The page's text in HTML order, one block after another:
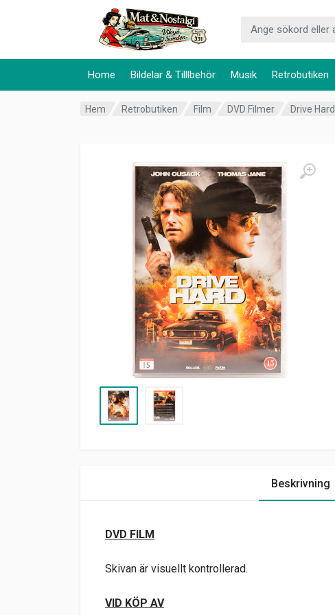
Home Bildelar & Tilllbehör Musik Retrobutiken
Hem Retrobutiken Film DVD Filmer Drive Hard
Beskrivning
DVD FILM
Skivan är visuellt kontrollerad.
VID KÖP AV